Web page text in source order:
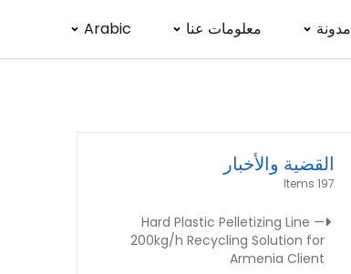
مدونة معلومات عنا Arabic
القضية والأخبار
197 Items
Hard Plastic Pelletizing Line —
200kg/h Recycling Solution for
Armenia Client